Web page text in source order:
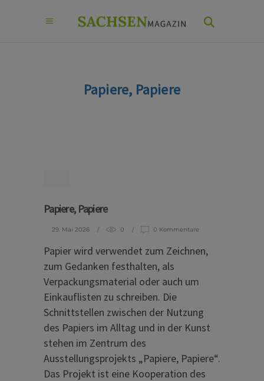
Papiere, Papiere
Papiere, Papiere
29. Mai 2026 0 0 Kommentare
Papier wird verwendet zum Zeichnen,
zum Gedanken festhalten, als
Verpackungsmaterial oder auch um
Einkauflisten zu schreiben. Die
Schnittstellen zwischen der Nutzung
des Papiers im Alltag und in der Kunst
stehen im Zentrum des
Ausstellungsprojekts „Papiere, Papiere“.
Das Projekt ist eine Kooperation des